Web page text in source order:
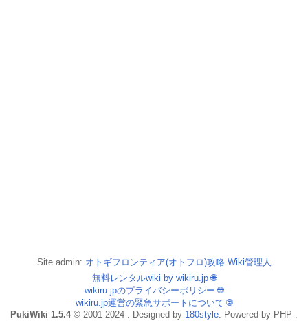
Site admin: オトギフロンティア(オトフロ)攻略 Wiki管理人
無料レンタルwiki by wikiru.jp🌐
wikiru.jpのプライバシーポリシー 🌐
wikiru.jp運営の緊急サポートについて 🌐
PukiWiki 1.5.4© 2001-2024 . Designed by 180style . Powered by PHP .